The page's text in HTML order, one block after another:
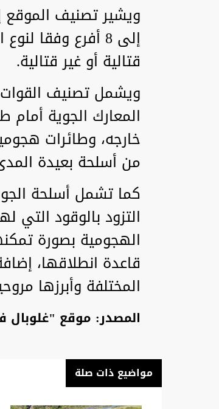
ويشير تصنيف
إلى 8 أفرع وفقا
قتالية أو غير قتالية.
ويشمل تصنيف
المعارك الجوية
خارجه، وطائرات
من أسلحة بعيدة
كما تشمل أسلحة
التزود بالوقود
الهجومية بصورة
قاعدة انطلاقها،
المختلفة وأبرزها
المصدر: موقع "غلوبال
مواضيع ذات صلة